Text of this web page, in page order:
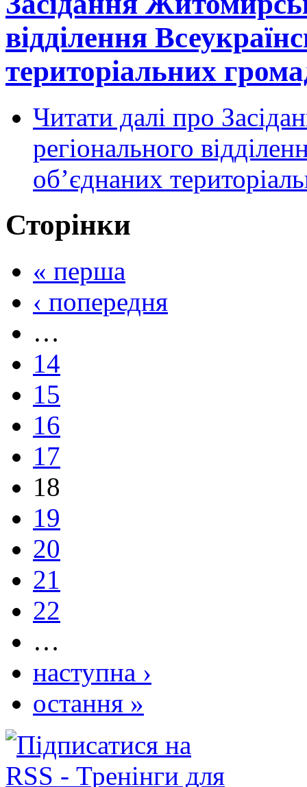
відділення
територіальних
Читати далі про
регіонального
об’єднаних
Сторінки
« перша
‹ попередня
…
14
15
16
17
18
19
20
21
22
…
наступна ›
остання »